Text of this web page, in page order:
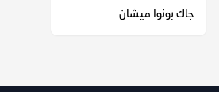
جاك بونوا ميشان